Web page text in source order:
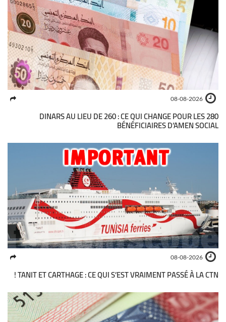
08-08-2026
280 DINARS AU LIEU DE 260 : CE QUI CHANGE POUR LES
BÉNÉFICIAIRES D’AMEN SOCIAL
08-08-2026
TANIT ET CARTHAGE : CE QUI S’EST VRAIMENT PASSÉ À LA CTN !